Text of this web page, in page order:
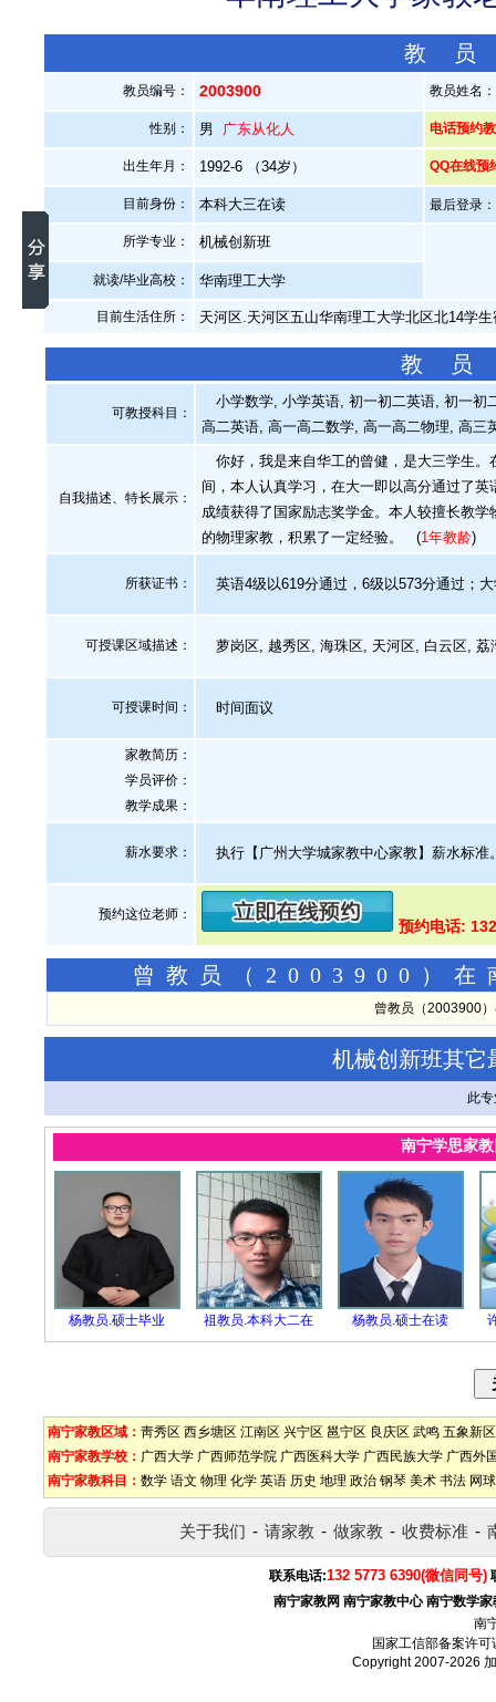
教
教员编号： 2003900 教员姓名
性别： 男 广东从化人 电话预约
出生年月： 1992-6 （34岁） QQ在线预
目前身份： 本科大三在读 最后登录
所学专业： 机械创新班
就读/毕业高校： 华南理工大学
目前生活住所： 天河区.天河区五山华南理工大学北区北14学
教 员
可教授科目：
小学数学, 小学英语, 初一初二英语, 初一初
高二英语, 高一高二数学, 高一高二物理, 高三
自我描述、特长展示 ：
你好，我是来自华工的曾健，是大三学生。
间，本人认真学习，在大一即以高分通过了
成绩获得了国家励志奖学金。本人较擅长教
的物理家教，积累了一定经验。
(1年教龄)
所获证书 ： 英语4级以619分通过，6级以573分通过；
可授课区域描述： 萝岗区, 越秀区, 海珠区, 天河区, 白云区, 荔
可授课时间： 时间面议
家教简历：
学员评价：
教学成果：
薪水要求： 执行【广州大学城家教中心家教】薪水标准
预约这位老师：
预约电话:
曾教员（2003900）在
曾教员（2003900
机械创新班其它
此
南宁学思家
杨教员.硕士毕业 祖教员.本科大二在 杨教员.硕士在读
南宁家教区域： 靑秀区 西乡塘区 江南区 兴宁区 邕宁区 良庆区 武鸣 五象新区
南宁家教学校： 广西大学 广西师范学院 广西医科大学 广西民族大学 广西外
南宁家教科目： 数学 语文 物理 化学 英语 历史 地理 政治 钢琴 美术 书法 网球
关于我们 - 请家教 - 做家教 - 收费标准 -
联系电话:132 5773 6390(微信同号)
南宁家教网 南宁家教中心 南宁数学家
南
国家工信部备案许可
Copyright 2007-2026